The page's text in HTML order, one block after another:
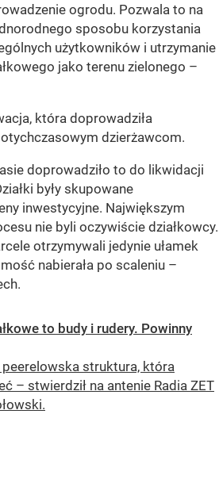
ogrodu. Pozwala to na
sposobu korzystania
użytkowników i utrzymanie
jako terenu zielonego –
która doprowadziła
dzierżawcom.
doprowadziło to do likwidacji
były skupowane
inwestycyjne. Największym
nie byli oczywiście działkowcy.
otrzymywali jedynie ułamek
nabierała po scaleniu –
to budy i rudery. Powinny
struktura, która
– stwierdził na antenie Radia ZET